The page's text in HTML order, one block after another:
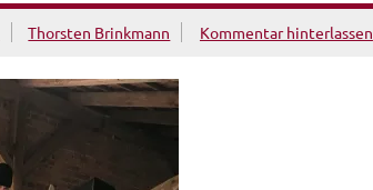
Thorsten Brinkmann Kommentar hinterlassen